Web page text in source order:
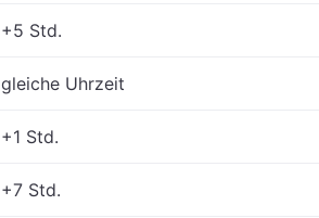
+5 Std.
gleiche Uhrzeit
+1 Std.
+7 Std.